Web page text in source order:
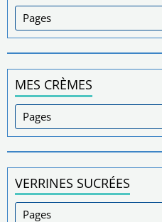
MES CRÈMES
VERRINES SUCRÉES